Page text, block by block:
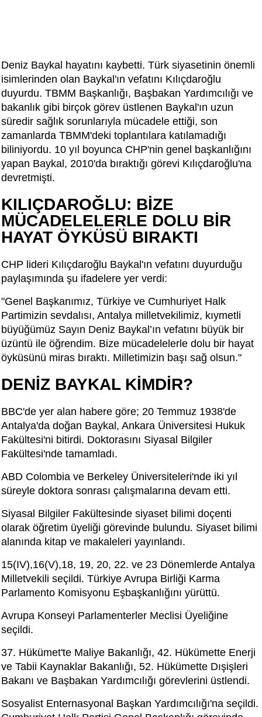
Deniz Baykal hayatını kaybetti. Türk siyasetinin önemli
isimlerinden olan Baykal'ın vefatını Kılıçdaroğlu
duyurdu. TBMM Başkanlığı, Başbakan Yardımcılığı ve
bakanlık gibi birçok görev üstlenen Baykal'ın uzun
süredir sağlık sorunlarıyla mücadele ettiği, son
zamanlarda TBMM'deki toplantılara katılamadığı
biliniyordu. 10 yıl boyunca CHP'nin genel başkanlığını
yapan Baykal, 2010'da bıraktığı görevi Kılıçdaroğlu'na
devretmişti.
KILIÇDAROĞLU: BİZE
MÜCADELELERLE DOLU BİR
HAYAT ÖYKÜSÜ BIRAKTI
CHP lideri Kılıçdaroğlu Baykal'ın vefatını duyurduğu
paylaşımında şu ifadelere yer verdi:
"Genel Başkanımız, Türkiye ve Cumhuriyet Halk
Partimizin sevdalısı, Antalya milletvekilimiz, kıymetli
büyüğümüz Sayın Deniz Baykal’ın vefatını büyük bir
üzüntü ile öğrendim. Bize mücadelelerle dolu bir hayat
öyküsünü miras bıraktı. Milletimizin başı sağ olsun."
DENİZ BAYKAL KİMDİR?
BBC'de yer alan habere göre; 20 Temmuz 1938'de
Antalya'da doğan Baykal, Ankara Üniversitesi Hukuk
Fakültesi'ni bitirdi. Doktorasını Siyasal Bilgiler
Fakültesi'nde tamamladı.
ABD Colombia ve Berkeley Üniversiteleri'nde iki yıl
süreyle doktora sonrası çalışmalarına devam etti.
Siyasal Bilgiler Fakültesinde siyaset bilimi doçenti
olarak öğretim üyeliği görevinde bulundu. Siyaset bilimi
alanında kitap ve makaleleri yayınlandı.
15(IV),16(V),18, 19, 20, 22. ve 23 Dönemlerde Antalya
Milletvekili seçildi. Türkiye Avrupa Birliği Karma
Parlamento Komisyonu Eşbaşkanlığını yürüttü.
Avrupa Konseyi Parlamenterler Meclisi Üyeliğine
seçildi.
37. Hükümet'te Maliye Bakanlığı, 42. Hükümette Enerji
ve Tabii Kaynaklar Bakanlığı, 52. Hükümette Dışişleri
Bakanı ve Başbakan Yardımcılığı görevlerini üstlendi.
Sosyalist Enternasyonal Başkan Yardımcılığı'na seçildi.